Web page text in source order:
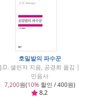
호밀밭의 파수꾼
J.D. 샐린저 지음, 공경희 옮김 |
민음사
7,200원(10%할인 / 400원)
8.2